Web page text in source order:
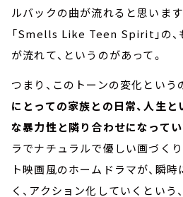
ルバックの曲が流れると思いま
「Smells Like Teen Spirit」の、
が流れて、というのがあって。
つまり、このトーンの変化という
にとっての家族との日常、人生と
な暴力性と隣り合わせになってい
ラでナチュラルで優しい画づく
ト映画風のホームドラマが、瞬
く、アクション化していくという